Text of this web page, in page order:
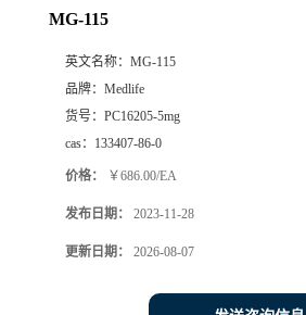
MG-115
英文名称： MG-115
品牌： Medlife
货号： PC16205-5mg
cas： 133407-86-0
价格： ￥686.00/EA
发布日期： 2023-11-28
更新日期： 2026-08-07